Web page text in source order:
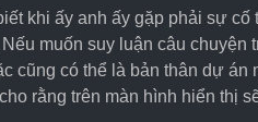
khi ấy anh ấy gặp phải sự
muốn suy luận câu
cũng có thể là bản thân dự
rằng trên màn hình hiển thị